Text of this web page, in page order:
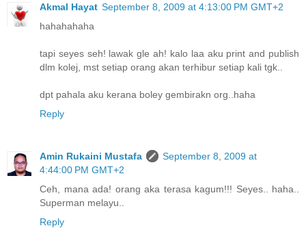
Akmal Hayat September 8, 2009 at 4:13:00 PM GMT+2
hahahahaha
tapi seyes seh! lawak gle ah! kalo laa aku print and publish
dlm kolej, mst setiap orang akan terhibur setiap kali tgk..
dpt pahala aku kerana boley gembirakn org..haha
Reply
Amin Rukaini Mustafa
September 8, 2009 at
4:44:00 PM GMT+2
Ceh, mana ada! orang aka terasa kagum!!! Seyes.. haha..
Superman melayu..
Reply